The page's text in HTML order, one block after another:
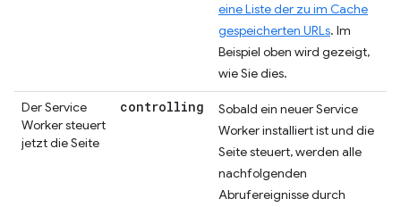
eine Liste der zu im Cache
gespeicherten URLs. Im
Beispiel oben wird gezeigt,
wie Sie dies.
Der Service
Worker steuert
jetzt die Seite
controlling
Sobald ein neuer Service
Worker installiert ist und die
Seite steuert, werden alle
nachfolgenden
Abrufereignisse durch